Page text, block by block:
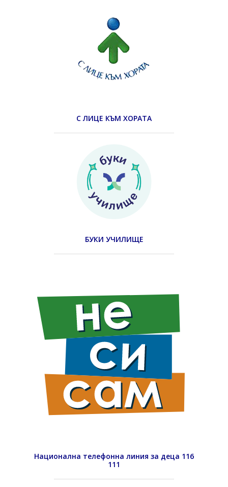
С ЛИЦЕ КЪМ ХОРАТА
БУКИ УЧИЛИЩЕ
Национална телефонна линия за деца 116
111